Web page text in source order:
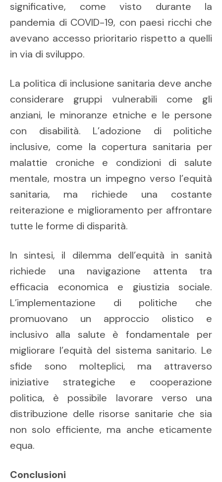
significative, come visto durante la
pandemia di COVID-19, con paesi ricchi che
avevano accesso prioritario rispetto a quelli
in via di sviluppo.
La politica di inclusione sanitaria deve anche
considerare gruppi vulnerabili come gli
anziani, le minoranze etniche e le persone
con disabilità. L’adozione di politiche
inclusive, come la copertura sanitaria per
malattie croniche e condizioni di salute
mentale, mostra un impegno verso l’equità
sanitaria, ma richiede una costante
reiterazione e miglioramento per affrontare
tutte le forme di disparità.
In sintesi, il dilemma dell’equità in sanità
richiede una navigazione attenta tra
efficacia economica e giustizia sociale.
L’implementazione di politiche che
promuovano un approccio olistico e
inclusivo alla salute è fondamentale per
migliorare l’equità del sistema sanitario. Le
sfide sono molteplici, ma attraverso
iniziative strategiche e cooperazione
politica, è possibile lavorare verso una
distribuzione delle risorse sanitarie che sia
non solo efficiente, ma anche eticamente
equa.
Conclusioni